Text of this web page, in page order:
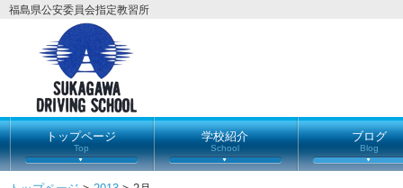
福島県公安委員会指定教習所
トップページ
Top
学校紹介
School
ブログ
Blog